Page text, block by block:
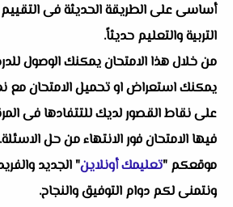
أساسى على الطريقة الحديثة فى التقييم
التربية والتعليم حديثاً.
من خلال هذا الامتحان يمكنك الوصول
يمكنك استعراض او تحميل الامتحان مع
على نقاط القصور لديك للتتفادها فى
فيها الامتحان فور الانتهاء من حل
موقعكم "تعليمك أونلاين" الجديد
ونتمنى لكم دوام التوفيق والنجاح.